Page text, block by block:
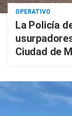
OPERATIVO
La Policía
Ciudad de